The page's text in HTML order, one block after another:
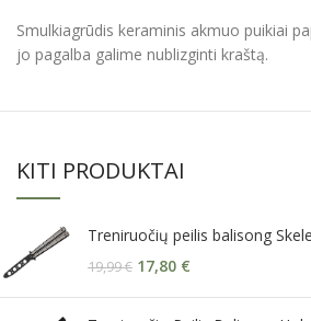
Smulkiagrūdis keraminis akmuo puikiai
jo pagalba galime nublizginti kraštą.
KITI PRODUKTAI
Treniruočių peilis balisong
19,99€ 17,80 €